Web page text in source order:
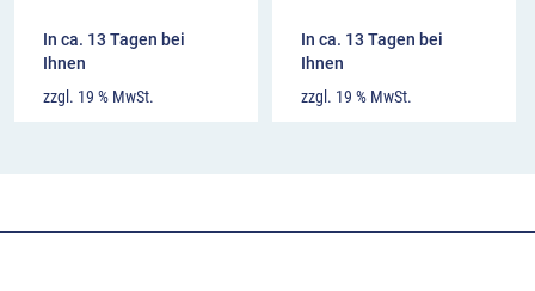
In ca. 13 Tagen bei
Ihnen
zzgl. 19 % MwSt.
In ca. 13 Tagen bei
Ihnen
zzgl. 19 % MwSt.